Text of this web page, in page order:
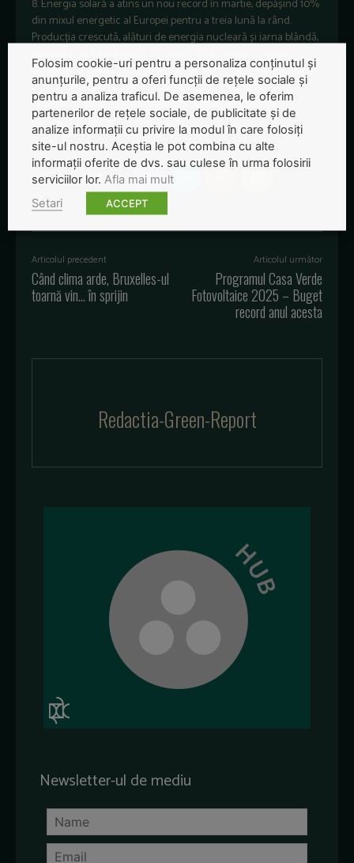
8. Energia solară a atins un nou record în martie, depășind 10%
din mixul energetic al Europei pentru a treia lună la rând.
Producția crescută, alături de energia nucleară și iarna blândă,
a redus prețul energiei la 90 euro/MWh. Totuși, în primul
trimestru al anului 2025, prețurile au fost cu 51% mai mari față
de anul trecut, din cauza scumpirii gazelor cu 33%. Europa
rămâne dependentă de combustibili fosili, avertizează
Eurelectric, potrivitEconomica.net
Articolul precedent
Când clima arde, Bruxelles-ul
toarnă vin… în sprijin
Articolul următor
Programul Casa Verde
Fotovoltaice 2025 – Buget
record anul acesta
Redactia-Green-Report
Newsletter-ul de mediu
Folosim cookie-uri pentru a personaliza conținutul și
anunțurile, pentru a oferi funcții de rețele sociale și
pentru a analiza traficul. De asemenea, le oferim
partenerilor de rețele sociale, de publicitate și de
analize informații cu privire la modul în care folosiți
site-ul nostru. Aceștia le pot combina cu alte
informații oferite de dvs. sau culese în urma folosirii
serviciilor lor. Afla mai mult
Setari
ACCEPT